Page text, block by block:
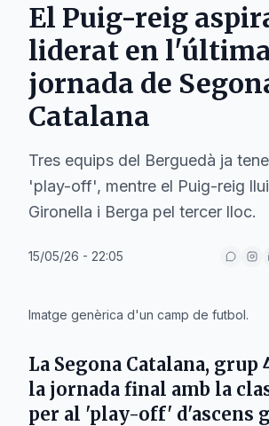
El Puig-reig
liderat en
jornada de
Catalana
Tres equips del Berguedà ja
'play-off', mentre el Puig-reig
Gironella i Berga pel tercer lloc.
15/05/26 - 22:05
Imatge genèrica d'un camp de futbol.
La Segona Catalana, grup
la jornada final amb la
per al 'play-off' d'ascens